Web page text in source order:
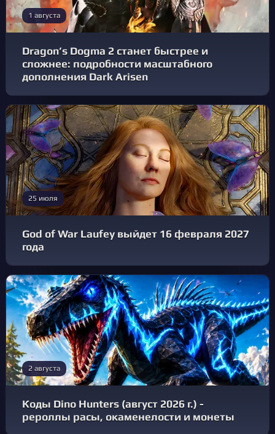
1 августа
Dragon’s Dogma 2 станет быстрее и
сложнее: подробности масштабного
дополнения Dark Arisen
25 июля
God of War Laufey выйдет 16 февраля 2027
года
2 августа
Коды Dino Hunters (август 2026 г.) -
рероллы расы, окаменелости и монеты